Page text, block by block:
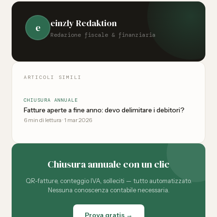
e einzly Redaktion
Redazione fiscale & finanziaria
ARTICOLI SIMILI
CHIUSURA ANNUALE
Fatture aperte a fine anno: devo delimitare i debitori?
6 min di lettura · 1 mar 2026
Chiusura annuale con un clic
QR-fatture, conteggio IVA, solleciti — tutto automatizzato.
Nessuna conoscenza contabile necessaria.
Prova gratis →